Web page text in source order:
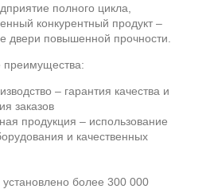
полного цикла,
конкурентный продукт –
двери повышенной прочности.
преимущества:
– гарантия качества и
заказов
продукция – использование
и качественных
более 300 000